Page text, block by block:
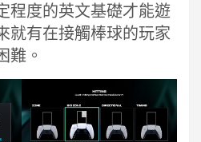
程度的英文基礎才能遊
就有在接觸棒球的玩家
難。